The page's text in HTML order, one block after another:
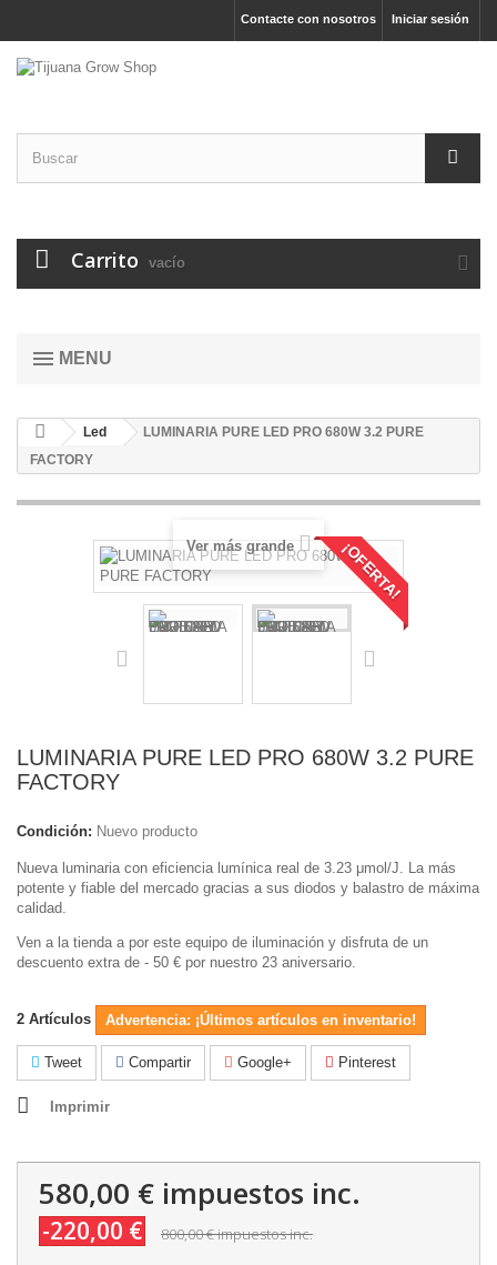
Iniciar sesión
Contacte con nosotros
Carrito vacío
MENU
Led
LUMINARIA PURE LED PRO 680W 3.2 PURE
FACTORY
¡OFERTA!
Ver más grande
LUMINARIA PURE LED PRO 680W 3.2 PURE
FACTORY
Condición: Nuevo producto
Nueva luminaria con eficiencia lumínica real de 3.23 μmol/J. La más
potente y fiable del mercado gracias a sus diodos y balastro de máxima
calidad.
Ven a la tienda a por este equipo de iluminación y disfruta de un
descuento extra de - 50 € por nuestro 23 aniversario.
2 Artículos Advertencia: ¡Últimos artículos en inventario!
Tweet Compartir Google+ Pinterest
Imprimir
580,00 € impuestos inc.
-220,00 € 800,00 €impuestos inc.